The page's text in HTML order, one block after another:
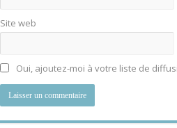
Site web
Oui, ajoutez-moi à votre liste de